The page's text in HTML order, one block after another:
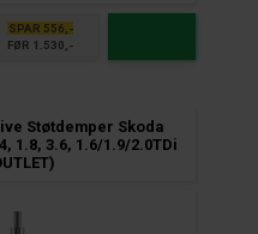
SPAR 556,-
FØR 1.530,-
Støtdemper Skoda
1.8, 3.6, 1.6/1.9/2.0TDi